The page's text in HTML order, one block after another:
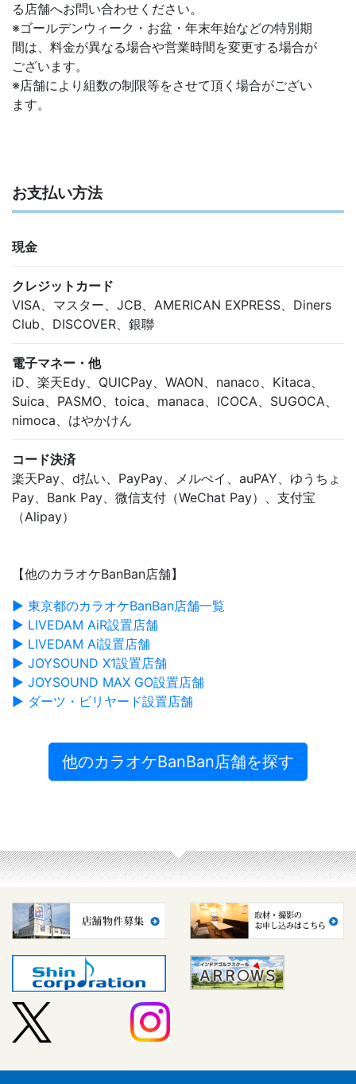
る店舗へお問い合わせください。
※ゴールデンウィーク・お盆・年末年始などの特別期
間は、料金が異なる場合や営業時間を変更する場合が
ございます。
※店舗により組数の制限等をさせて頂く場合がござい
ます。
お支払い方法
現金
クレジットカード
VISA、マスター、JCB、AMERICAN EXPRESS、Diners
Club、DISCOVER、銀聯
電子マネー・他
iD、楽天Edy、QUICPay、WAON、nanaco、Kitaca、
Suica、PASMO、toica、manaca、ICOCA、SUGOCA、
nimoca、はやかけん
コード決済
楽天Pay、d払い、PayPay、メルぺイ、auPAY、ゆうちょ
Pay、Bank Pay、微信支付（WeChat Pay）、支付宝
（Alipay）
【他のカラオケBanBan店舗】
▶ 東京都のカラオケBanBan店舗一覧
▶ LIVEDAM AiR設置店舗
▶ LIVEDAM Ai設置店舗
▶ JOYSOUND X1設置店舗
▶ JOYSOUND MAX GO設置店舗
▶ ダーツ・ビリヤード設置店舗
他のカラオケBanBan店舗を探す